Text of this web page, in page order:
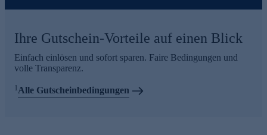
Ihre Gutschein-Vorteile auf einen Blick
Einfach einlösen und sofort sparen. Faire Bedingungen und
volle Transparenz.
1Alle Gutscheinbedingungen